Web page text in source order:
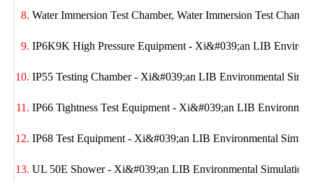
Water Immersion Test Chamber, Water Immersion Test
IP6K9K High Pressure Equipment - Xi&#039;an LIB
IP55 Testing Chamber - Xi&#039;an LIB Environmental
IP66 Tightness Test Equipment - Xi&#039;an LIB
IP68 Test Equipment - Xi&#039;an LIB Environmental
UL 50E Shower - Xi&#039;an LIB Environmental Simulation